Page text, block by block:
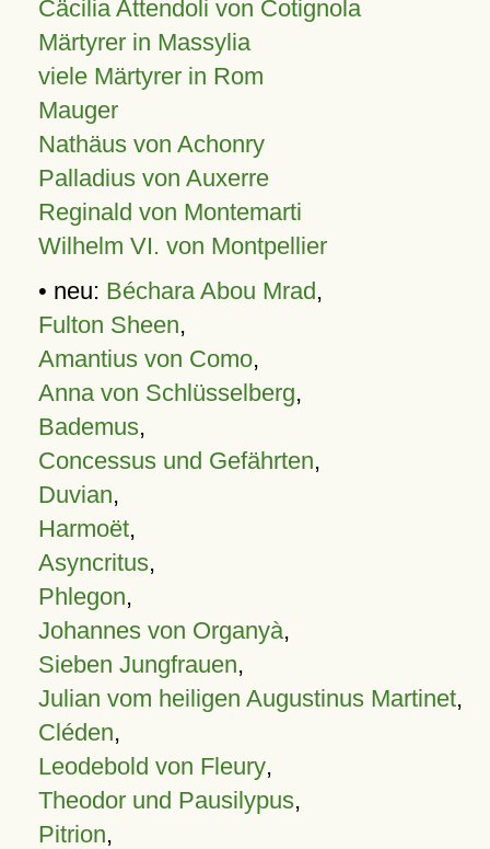
Cäcilia Attendoli von Cotignola
Märtyrer in Massylia
viele Märtyrer in Rom
Mauger
Nathäus von Achonry
Palladius von Auxerre
Reginald von Montemarti
Wilhelm VI. von Montpellier
• neu: Béchara Abou Mrad,
Fulton Sheen,
Amantius von Como,
Anna von Schlüsselberg,
Bademus,
Concessus und Gefährten,
Duvian,
Harmoët,
Asyncritus,
Phlegon,
Johannes von Organyà,
Sieben Jungfrauen,
Julian vom heiligen Augustinus Martinet,
Cléden,
Leodebold von Fleury,
Theodor und Pausilypus,
Pitrion,